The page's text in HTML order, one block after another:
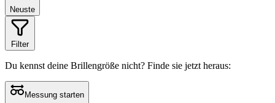
Neuste
Filter
Du kennst deine Brillengröße nicht? Finde sie jetzt heraus:
Messung starten